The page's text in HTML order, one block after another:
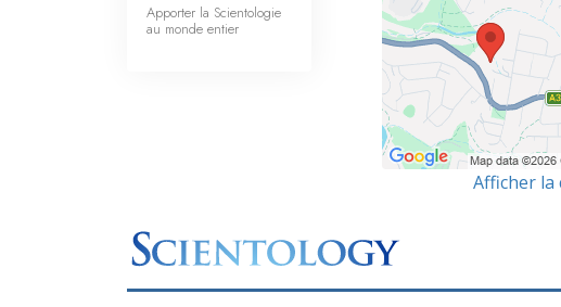
Afficher la
Apporter la Scientologie
au monde entier